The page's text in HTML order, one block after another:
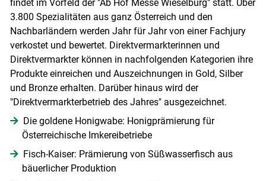
findet im Vorfeld der "Ab Hof Messe Wieselburg" statt. Über
3.800 Spezialitäten aus ganz Österreich und den
Nachbarländern werden Jahr für Jahr von einer Fachjury
verkostet und bewertet. Direktvermarkterinnen und
Direktvermarkter können in nachfolgenden Kategorien ihre
Produkte einreichen und Auszeichnungen in Gold, Silber
und Bronze erhalten. Darüber hinaus wird der
"Direktvermarkterbetrieb des Jahres" ausgezeichnet.
Die goldene Honigwabe: Honigprämierung für
Österreichische Imkereibetriebe
Fisch-Kaiser: Prämierung von Süßwasserfisch aus
bäuerlicher Produktion